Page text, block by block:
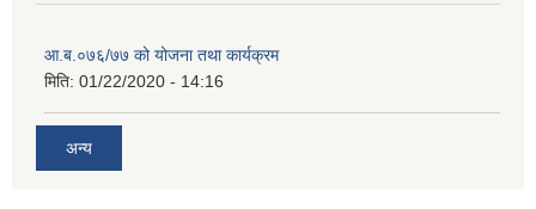
आ.ब.०७६/७७ को योजना तथा कार्यक्रम
मिति: 01/22/2020 - 14:16
अन्य